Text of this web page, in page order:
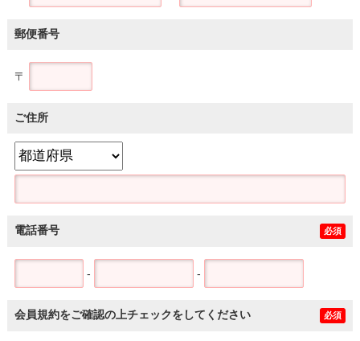
郵便番号
〒
ご住所
電話番号 必須
- -
会員規約をご確認の上チェックをしてください 必須